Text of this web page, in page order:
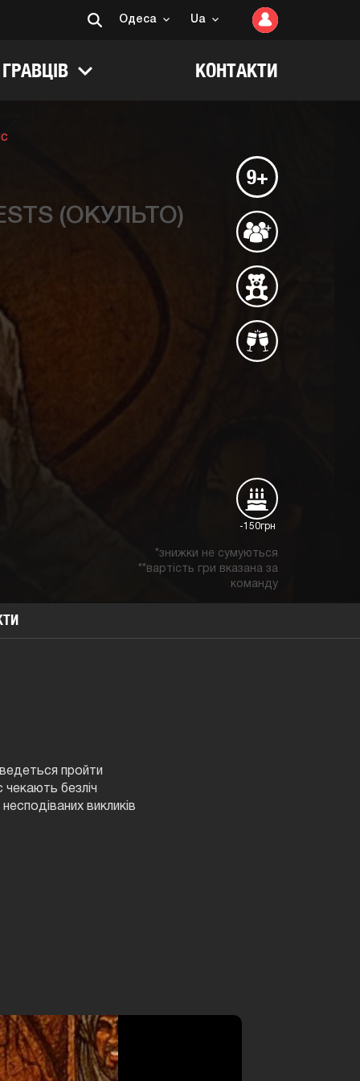
Одеса Ua
КОНТАКТИ
(ОКУЛЬТО)
9+
-150грн
*знижки не сумуються
**вартість гри вказана за
команду
пройти
безліч
викликів